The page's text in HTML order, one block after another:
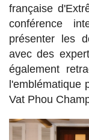
française
conférence
présenter les
avec des
également
l'emblématique
Vat Phou